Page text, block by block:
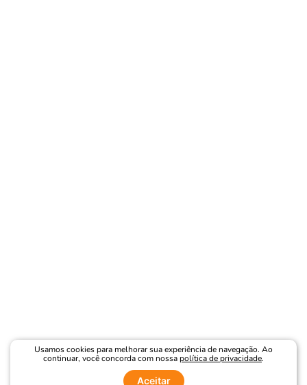
Usamos cookies para melhorar sua experiência de navegação. Ao
continuar, você concorda com nossapolítica de privacidade.
Aceitar